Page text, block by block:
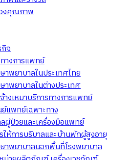
งคุณภาพ
จ
างการแพทย์
าพยาบาลในประเทศไทย
าพยาบาลในต่างประเทศ
างเหมาบริการทางการแพทย์
แพทย์เฉพาะทาง
ผู้ป่วยและเครื่องมือแพทย์
ให้การบริบาลและบ้านพักผู้สูงอายุ
าพยาบาลนอกพื้นที่โรงพยาบาล